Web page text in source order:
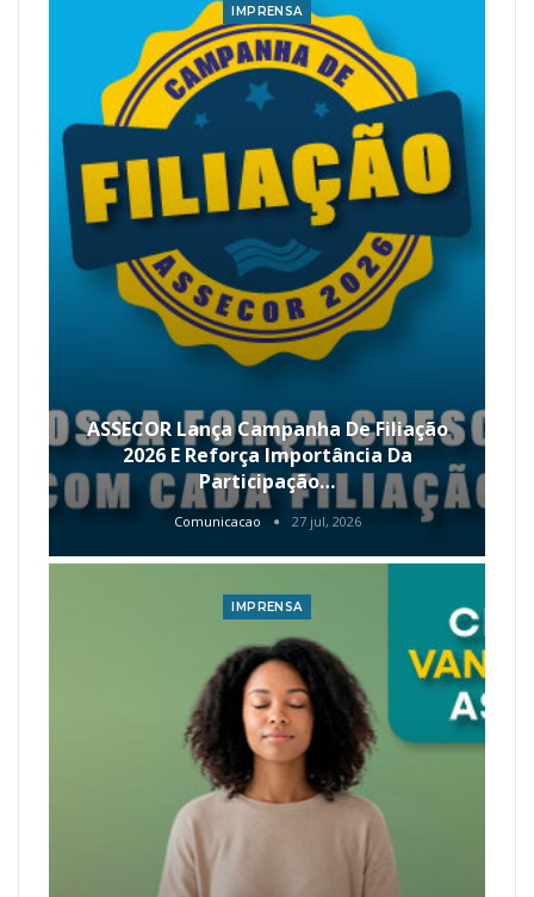
IMPRENSA
ASSECOR Lança Campanha De Filiação
2026 E Reforça Importância Da
Participação…
Comunicacao 27 jul, 2026
IMPRENSA